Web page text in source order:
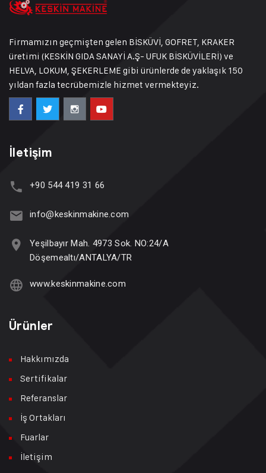
Firmamızın geçmişten gelen BİSKÜVİ, GOFRET, KRAKER
üretimi (KESKİN GIDA SANAYİ A.Ş- UFUK BİSKÜVİLERİ) ve
HELVA, LOKUM, ŞEKERLEME gibi ürünlerde de yaklaşık 150
yıldan fazla tecrübemizle hizmet vermekteyiz.
İletişim
+90 544 419 31 66
info@keskinmakine.com
Yeşilbayır Mah. 4973 Sok. NO:24/A
Döşemealtı/ANTALYA/TR
www.keskinmakine.com
Ürünler
Hakkımızda
Sertifikalar
Referanslar
İş Ortakları
Fuarlar
İletişim